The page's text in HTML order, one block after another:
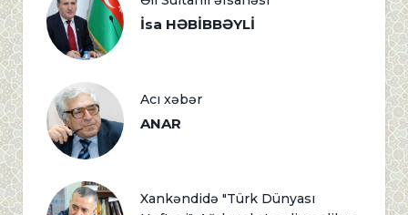
İsa HƏBİBBƏYLİ
Acı xəbər
ANAR
Xankəndidə "Türk Dünyası